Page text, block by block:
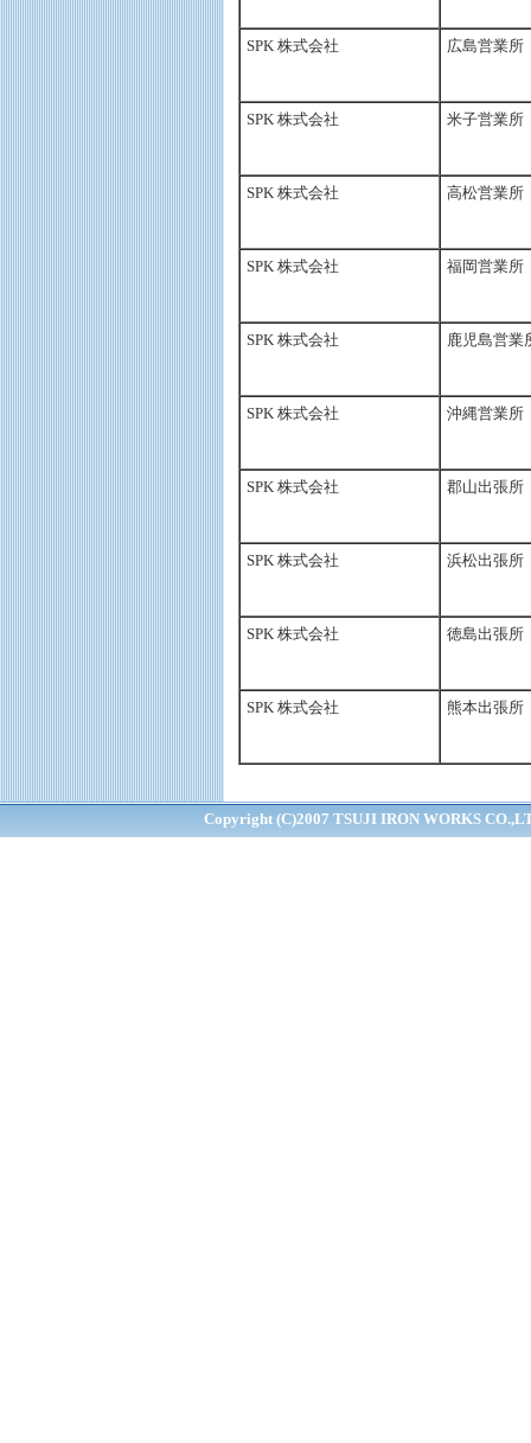
SPK 株式会社 広島営業所
SPK 株式会社 米子営業所
SPK 株式会社 高松営業所
SPK 株式会社 福岡営業所
SPK 株式会社 鹿児島営業
SPK 株式会社 沖縄営業所
SPK 株式会社 郡山出張所
SPK 株式会社 浜松出張所
SPK 株式会社 徳島出張所
SPK 株式会社 熊本出張所
Copyright (C)2007 TSUJI IRON WORKS